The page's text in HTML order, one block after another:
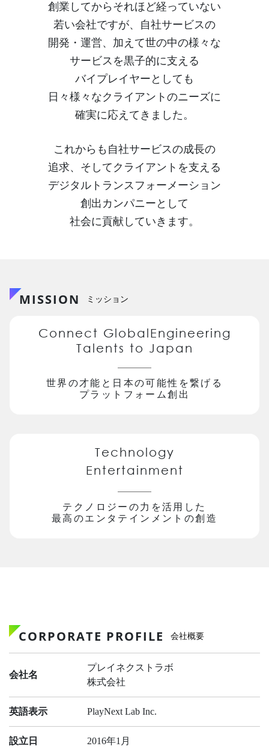
創業してからそれほど経っていない
若い会社ですが、 自社サービスの
開発・運営、加えて世の中の様々な
サービスを黒子的に支える
バイプレイヤーとしても
日々様々なクライアントのニーズに
確実に応えてきました。
これからも自社サービスの成長の
追求、そしてクライアントを支える
デジタルトランスフォーメーション
創出カンパニー として
社会に貢献していきます。
MISSION ミッション
Connect GlobalEngineering
Talents to Japan
世界の才能と日本の可能性を繋げる
プラットフォーム創出
Technology
Entertainment
テクノロジーの力を活用した
最高のエンタテインメントの創造
CORPORATE PROFILE 会社概要
会社名
プレイネクストラボ
株式会社
英語表示 PlayNext Lab Inc.
設立日 2016年1月